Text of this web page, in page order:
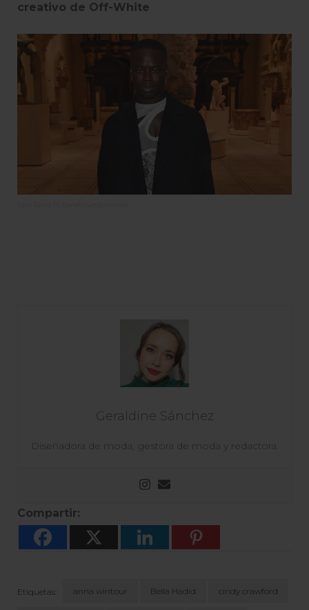
creativo de Off-White
Geraldine Sánchez
Diseñadora de moda, gestora de moda y redactora.
Compartir:
Etiquetas: anna wintour Bella Hadid cindy crawford